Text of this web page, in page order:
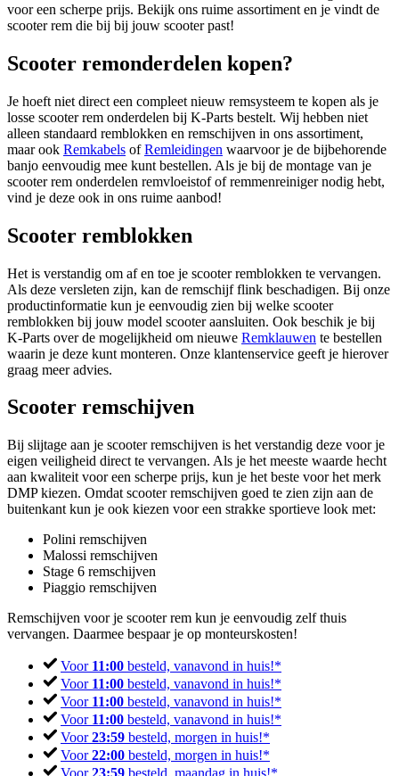
voor een scherpe prijs. Bekijk ons ruime assortiment en je vindt de
scooter rem die bij bij jouw scooter past!
Scooter remonderdelen kopen?
Je hoeft niet direct een compleet nieuw remsysteem te kopen als je
losse scooter rem onderdelen bij K-Parts bestelt. Wij hebben niet
alleen standaard remblokken en remschijven in ons assortiment,
maar ook Remkabels ofRemleidingen waarvoor je de bijbehorende
banjo eenvoudig mee kunt bestellen. Als je bij de montage van je
scooter rem onderdelen remvloeistof of remmenreiniger nodig hebt,
vind je deze ook in ons ruime aanbod!
Scooter remblokken
Het is verstandig om af en toe je scooter remblokken te vervangen.
Als deze versleten zijn, kan de remschijf flink beschadigen. Bij onze
productinformatie kun je eenvoudig zien bij welke scooter
remblokken bij jouw model scooter aansluiten. Ook beschik je bij
K-Parts over de mogelijkheid om nieuwe Remklauwen te bestellen
waarin je deze kunt monteren. Onze klantenservice geeft je hierover
graag meer advies.
Scooter remschijven
Bij slijtage aan je scooter remschijven is het verstandig deze voor je
eigen veiligheid direct te vervangen. Als je het meeste waarde hecht
aan kwaliteit voor een scherpe prijs, kun je het beste voor het merk
DMP kiezen. Omdat scooter remschijven goed te zien zijn aan de
buitenkant kun je ook kiezen voor een strakke sportieve look met:
Polini remschijven
Malossi remschijven
Stage 6 remschijven
Piaggio remschijven
Remschijven voor je scooter rem kun je eenvoudig zelf thuis
vervangen. Daarmee bespaar je op monteurskosten!
Voor 11:00 besteld, vanavond in huis!*
Voor 11:00 besteld, vanavond in huis!*
Voor 11:00 besteld, vanavond in huis!*
Voor 11:00 besteld, vanavond in huis!*
Voor23:59 besteld, morgen in huis!*
Voor22:00 besteld, morgen in huis!*